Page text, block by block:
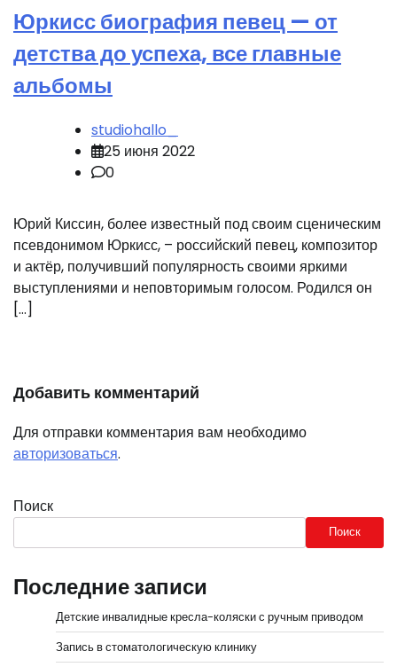
Юркисс биография певец — от
детства до успеха, все главные
альбомы
studiohallo_
25 июня 2022
0
Юрий Киссин, более известный под своим сценическим
псевдонимом Юркисс, – российский певец, композитор
и актёр, получивший популярность своими яркими
выступлениями и неповторимым голосом. Родился он
[…]
Добавить комментарий
Для отправки комментария вам необходимо
авторизоваться.
Поиск
Поиск
Последние записи
Детские инвалидные кресла-коляски с ручным приводом
Запись в стоматологическую клинику